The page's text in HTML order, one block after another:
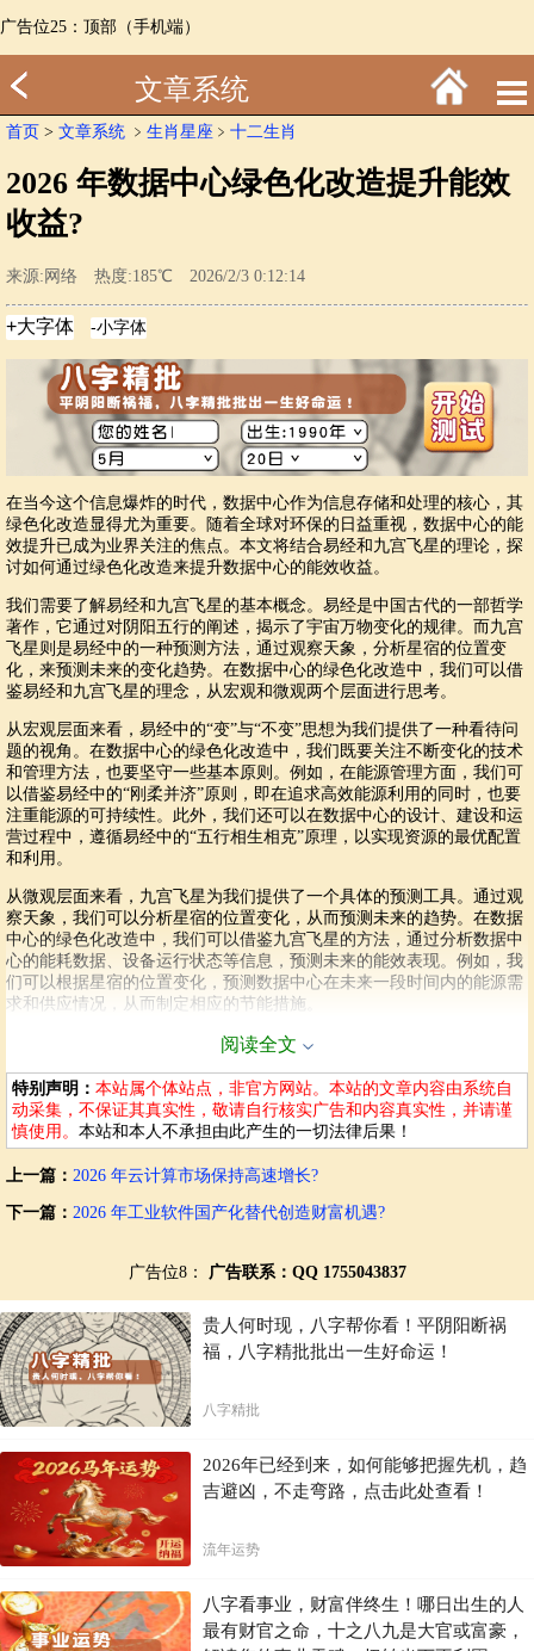
广告位25：顶部（手机端）
文章系统
首页 > 文章系统 ﹥ 生肖星座 ﹥ 十二生肖
2026 年数据中心绿色化改造提升能效
收益?
来源:网络 热度:185℃ 2026/2/3 0:12:14
在当今这个信息爆炸的时代，数据中心作为信息存储和处理的核心，其
绿色化改造显得尤为重要。随着全球对环保的日益重视，数据中心的能
效提升已成为业界关注的焦点。本文将结合易经和九宫飞星的理论，探
讨如何通过绿色化改造来提升数据中心的能效收益。
我们需要了解易经和九宫飞星的基本概念。易经是中国古代的一部哲学
著作，它通过对阴阳五行的阐述，揭示了宇宙万物变化的规律。而九宫
飞星则是易经中的一种预测方法，通过观察天象，分析星宿的位置变
化，来预测未来的变化趋势。在数据中心的绿色化改造中，我们可以借
鉴易经和九宫飞星的理念，从宏观和微观两个层面进行思考。
从宏观层面来看，易经中的“变”与“不变”思想为我们提供了一种看待问
题的视角。在数据中心的绿色化改造中，我们既要关注不断变化的技术
和管理方法，也要坚守一些基本原则。例如，在能源管理方面，我们可
以借鉴易经中的“刚柔并济”原则，即在追求高效能源利用的同时，也要
注重能源的可持续性。此外，我们还可以在数据中心的设计、建设和运
营过程中，遵循易经中的“五行相生相克”原理，以实现资源的最优配置
和利用。
从微观层面来看，九宫飞星为我们提供了一个具体的预测工具。通过观
察天象，我们可以分析星宿的位置变化，从而预测未来的趋势。在数据
中心的绿色化改造中，我们可以借鉴九宫飞星的方法，通过分析数据中
心的能耗数据、设备运行状态等信息，预测未来的能效表现。例如，我
们可以根据星宿的位置变化，预测数据中心在未来一段时间内的能源需
求和供应情况，从而制定相应的节能措施。
结合易经和九宫飞星的分析方法，我们可以为数据中心的绿色化改造提
优化能源结构：根据易经中的“五行相生相克”原理，合理配置数
据中心的能源结构，确保能源的可持续性。例如，可以采用太阳
能、风能等可再生能源，减少对传统能源的依赖。
提高能源效率：借鉴九宫飞星中的“刚柔并济”原则，在追求高效
能源利用的同时，也要注重能源的可持续性。例如，可以通过技
术创新，提高数据中心的能源转换效率，降低能源损耗。
预测和应对风险：通过分析天象，预测数据中心在未来一段时间
内的能源需求和供应情况，从而制定相应的节能措施。同时，要
险。
持续监测和评估：定期收集数据中心的能耗数据、设备运行状态
等信息，进行分析和评估。通过持续监测和评估，我们可以及时
发现问题并采取措施进行改进，确保数据中心的绿色化改造取得
实效。
通过结合易经和九宫飞星的理念，我们可以为数据中心的绿色化改造提
供更加全面、科学的策略和方法。这不仅有助于提高数据中心的能效收
益，也有助于推动整个行业的可持续发展。
阅读全文
特别声明： 本站属个体站点，非官方网站。本站的文章内容由系统自
动采集，不保证其真实性，敬请自行核实广告和内容真实性，并请谨
慎使用。 本站和本人不承担由此产生的一切法律后果！
上一篇： 2026 年云计算市场保持高速增长?
下一篇： 2026 年工业软件国产化替代创造财富机遇?
广告位8： 广告联系：QQ 1755043837
贵人何时现，八字帮你看！平阴阳断祸
福，八字精批批出一生好命运！
八字精批
2026年已经到来，如何能够把握先机，趋
吉避凶，不走弯路，点击此处查看！
流年运势
八字看事业，财富伴终生！哪日出生的人
最有财官之命，十之八九是大官或富豪，